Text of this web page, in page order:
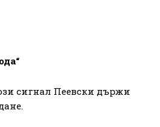
сигнал Пеевски държи